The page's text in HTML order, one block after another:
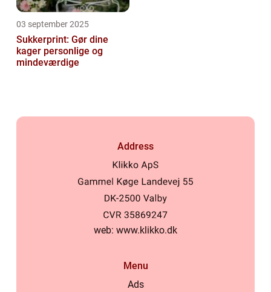
03 september 2025
Sukkerprint: Gør dine
kager personlige og
mindeværdige
Address
web: www.klikko.dk
Menu
Ads